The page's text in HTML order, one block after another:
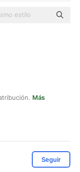
Más
Seguir